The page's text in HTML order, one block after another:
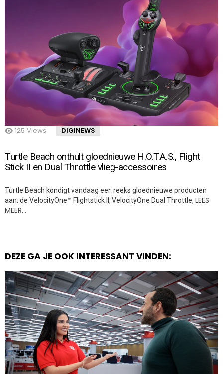
125 Views DIGINEWS
Turtle Beach onthult gloednieuwe H.O.T.A.S., Flight
Stick II en Dual Throttle vlieg-accessoires
Turtle Beach kondigt vandaag een reeks gloednieuwe producten
aan: de VelocityOne™ Flightstick II, VelocityOne Dual Throttle, LEES
MEER…
DEZE GA JE OOK INTERESSANT VINDEN: